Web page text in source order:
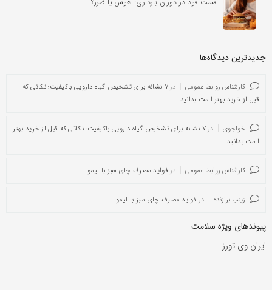
فست فود در دوران بارداری: هوس یا ضرر؟
جدیدترین دیدگاه‌‌ها
کارشناس روابط عمومی در
۷ نشانه برای تشخیص گیاه دارویی باکیفیت؛ نکاتی که
قبل از خرید بهتر است بدانید
خواجوی در
۷ نشانه برای تشخیص گیاه دارویی باکیفیت؛ نکاتی که قبل از خرید بهتر
است بدانید
کارشناس روابط عمومی در فواید مصرف چای سبز با لیمو
زینب برازنده در فواید مصرف چای سبز با لیمو
پیوندهای ویژه سلامت
ایران وی تورز